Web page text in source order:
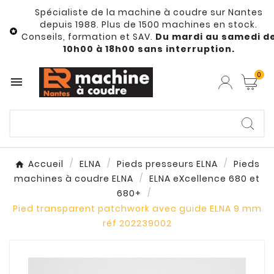

Spécialiste de la machine à coudre sur Nantes
depuis 1988. Plus de 1500 machines en stock.
Conseils, formation et SAV. Du mardi au samedi
10h00 à 18h00 sans interruption.
 0
Accueil ELNA Pieds presseurs ELNA
Pieds
machines à coudre ELNA
ELNA eXcellence 680 et
680+
Pied transparent patchwork avec guide ELNA 9 mm
réf 202239002